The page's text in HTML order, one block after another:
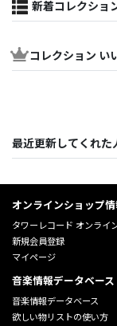
新着コレクショ
コレクション い
最近更新してくれた
オンラインショップ
タワーレコード オンライ
新規会員登録
マイページ
音楽情報データベース
音楽情報データベース
欲しい物リストの使い方